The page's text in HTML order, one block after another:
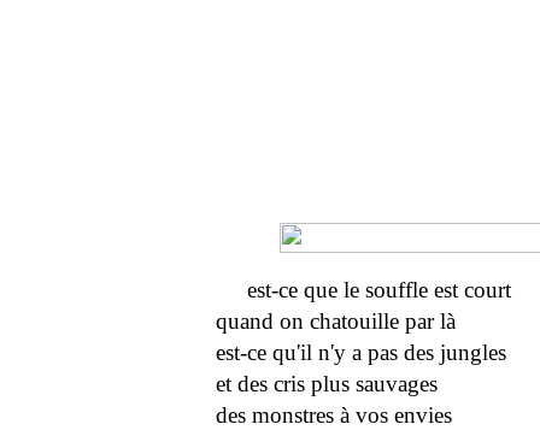
est-ce que le souffle est court
quand on chatouille par là
est-ce qu'il n'y a pas des jungles
et des cris plus sauvages
des monstres à vos envies